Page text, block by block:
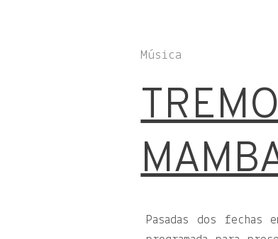
Música
Pasadas dos